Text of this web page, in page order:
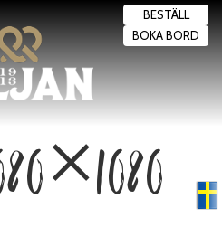
BESTÄLL
BOKA BORD
Swedish